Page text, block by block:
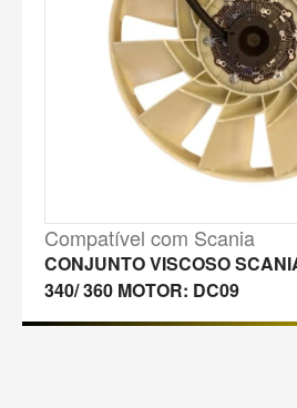
Compatível com Scania
CONJUNTO VISCOSO
340/ 360 MOTOR: DC09